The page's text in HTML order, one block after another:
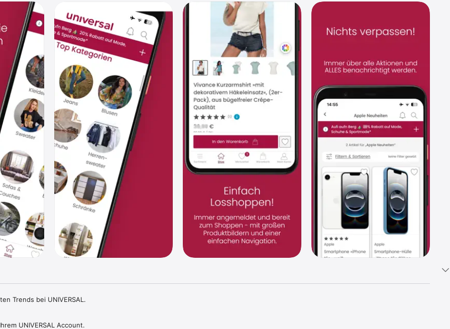
Trends bei UNIVERSAL.
UNIVERSAL Account.